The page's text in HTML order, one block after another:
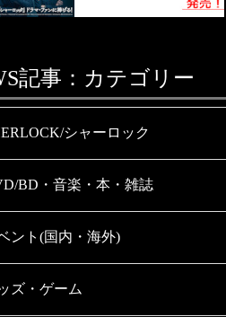
記事：カテゴリー
シャーロック
BD・音楽・本・雑誌
ント(国内・海外)
ズ・ゲーム